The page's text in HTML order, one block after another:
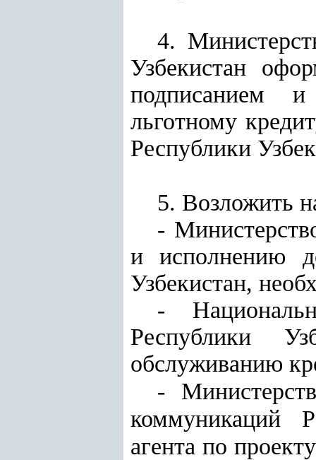
4.
Узбекистан
подписанием
льготному
Республики
5. Возложить
-
и исполнению
Узбекистан,
-
Республики
обслуживанию
-
коммуникаций
агента по